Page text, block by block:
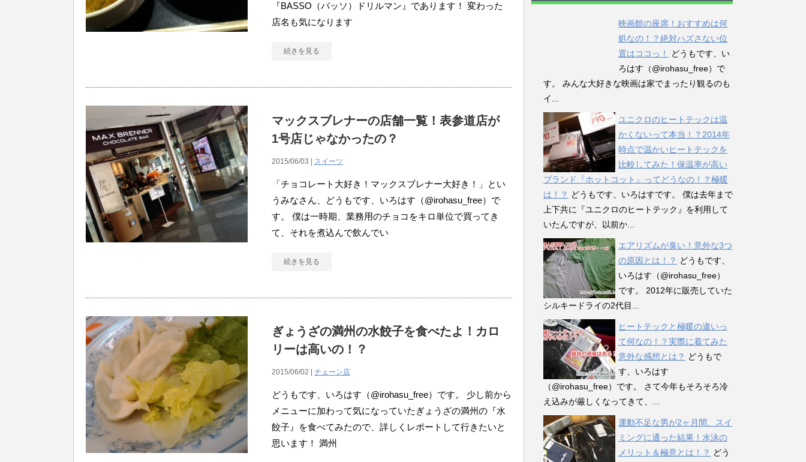
『BASSO（バッソ）ドリルマン』であります！ 変わった
店名も気になります
続きを見る
マックスブレナーの店舗一覧！表参道店が
1号店じゃなかったの？
2015/06/03 | スイーツ
「チョコレート大好き！マックスブレナー大好き！」とい
うみなさん、どうもです、いろはす（@irohasu_free）で
す。 僕は一時期、業務用のチョコをキロ単位で買ってき
て、それを煮込んで飲んでい
続きを見る
ぎょうざの満州の水餃子を食べたよ！カロ
リーは高いの！？
2015/06/02 | チェーン店
どうもです、いろはす（@irohasu_free）です。 少し前から
メニューに加わって気になっていたぎょうざの満州の『水
餃子』を食べてみたので、詳しくレポートして行きたいと
思います！ 満州
映画館の座席！おすすめは何
処なの！？絶対ハズさない位
置はココっ！
どうもです、い
ろはす（@irohasu_free）で
す。 みんな大好きな映画は家でまったり観るのも
イ...
ユニクロのヒートテックは温
かくないって本当！？2014年
時点で温かいヒートテックを
比較してみた！保温率が高い
ブランド『ホットコット』ってどうなの！？極暖
は！？ どうもです、いろはすです。 僕は去年まで
上下共に『ユニクロのヒートテック』を利用して
いたんですが、以前か...
エアリズムが臭い！意外な3つ
の原因とは！？ どうもです、
いろはす（@irohasu_free）
です。 2012年に販売していた
シルキードライの2代目...
ヒートテックと極暖の違いっ
て何なの！？実際に着てみた
意外な感想とは？ どうもで
す、いろはす
（@irohasu_free）です。 さて今年もそろそろ冷
え込みが厳しくなってきて、...
運動不足な男が2ヶ月間、スイ
ミングに通った結果！水泳の
メリット＆極意とは！？ どう